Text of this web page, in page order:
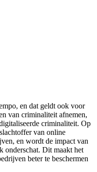
en dat geldt ook voor
van criminaliteit afnemen,
criminaliteit. Op
van online
en wordt de impact van
onderschat. Dit maakt het
beter te beschermen